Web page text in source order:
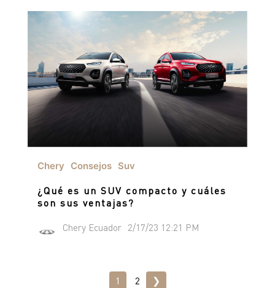
Chery Consejos Suv
¿Qué es un SUV compacto y cuáles
son sus ventajas?
Chery Ecuador 2/17/23 12:21 PM
1 2 ❯